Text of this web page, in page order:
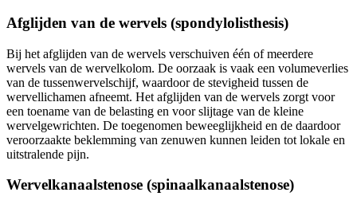
Afglijden van de wervels (spondylolisthesis)
Bij het afglijden van de wervels verschuiven één of meerdere
wervels van de wervelkolom. De oorzaak is vaak een volumeverlies
van de tussenwervelschijf, waardoor de stevigheid tussen de
wervellichamen afneemt. Het afglijden van de wervels zorgt voor
een toename van de belasting en voor slijtage van de kleine
wervelgewrichten. De toegenomen beweeglijkheid en de daardoor
veroorzaakte beklemming van zenuwen kunnen leiden tot lokale en
uitstralende pijn.
Wervelkanaalstenose (spinaalkanaalstenose)